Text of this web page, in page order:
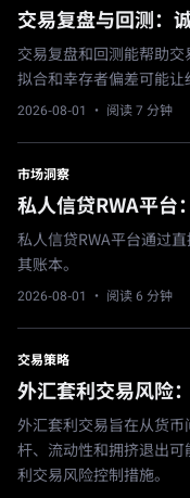
交易复盘与回测：
交易复盘和回测能帮助
拟合和幸存者偏差可能让
2026-08-01 · 阅读 7 分钟
市场洞察
私人信贷RWA平台
私人信贷RWA平台通过
其账本。
2026-08-01 · 阅读 6 分钟
交易策略
外汇套利交易风险
外汇套利交易旨在从货
杆、流动性和拥挤退出
利交易风险控制措施。